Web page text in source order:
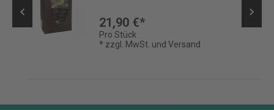
21,90 €*
Pro Stück
* zzgl. MwSt. und Versand